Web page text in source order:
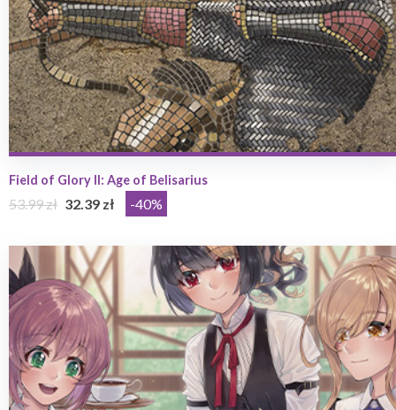
Field of Glory II: Age of Belisarius
53.99 zł 32.39 zł -40%